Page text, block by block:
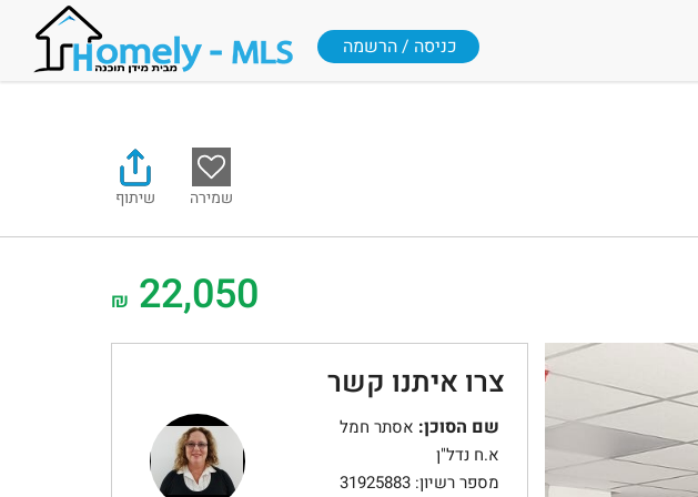
כניסה / הרשמה
שמירה שיתוף
22,050
₪
צרו איתנו קשר
שם הסוכן: אסתר חמל
א.ח נדל"ן
מספר רשיון: 31925883